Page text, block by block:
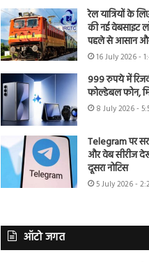
रेल यात्रियों के
की नई वेबसाइट
पहले से आसान
16 July 2026 -
999 रुपये में
फोल्डेबल फोन,
8 July 2026 -
Telegram पर
और वेब सीरीज
दूसरा नोटिस
5 July 2026 -
ऑटो जगत